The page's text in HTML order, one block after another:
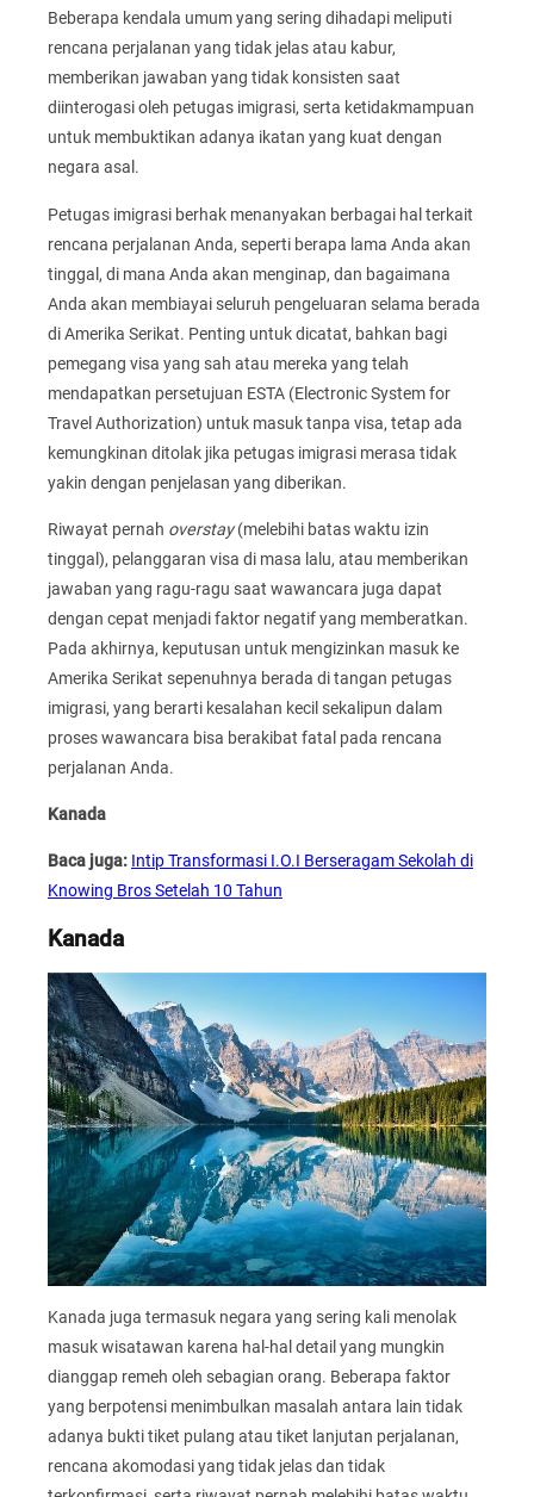
Beberapa kendala umum yang sering dihadapi meliputi
rencana perjalanan yang tidak jelas atau kabur,
memberikan jawaban yang tidak konsisten saat
diinterogasi oleh petugas imigrasi, serta ketidakmampuan
untuk membuktikan adanya ikatan yang kuat dengan
negara asal.
Petugas imigrasi berhak menanyakan berbagai hal terkait
rencana perjalanan Anda, seperti berapa lama Anda akan
tinggal, di mana Anda akan menginap, dan bagaimana
Anda akan membiayai seluruh pengeluaran selama berada
di Amerika Serikat. Penting untuk dicatat, bahkan bagi
pemegang visa yang sah atau mereka yang telah
mendapatkan persetujuan ESTA (Electronic System for
Travel Authorization) untuk masuk tanpa visa, tetap ada
kemungkinan ditolak jika petugas imigrasi merasa tidak
yakin dengan penjelasan yang diberikan.
Riwayat pernah overstay(melebihi batas waktu izin
tinggal), pelanggaran visa di masa lalu, atau memberikan
jawaban yang ragu-ragu saat wawancara juga dapat
dengan cepat menjadi faktor negatif yang memberatkan.
Pada akhirnya, keputusan untuk mengizinkan masuk ke
Amerika Serikat sepenuhnya berada di tangan petugas
imigrasi, yang berarti kesalahan kecil sekalipun dalam
proses wawancara bisa berakibat fatal pada rencana
perjalanan Anda.
Kanada
Baca juga: Intip Transformasi I.O.I Berseragam Sekolah di
Knowing Bros Setelah 10 Tahun
Kanada
Kanada juga termasuk negara yang sering kali menolak
masuk wisatawan karena hal-hal detail yang mungkin
dianggap remeh oleh sebagian orang. Beberapa faktor
yang berpotensi menimbulkan masalah antara lain tidak
adanya bukti tiket pulang atau tiket lanjutan perjalanan,
rencana akomodasi yang tidak jelas dan tidak